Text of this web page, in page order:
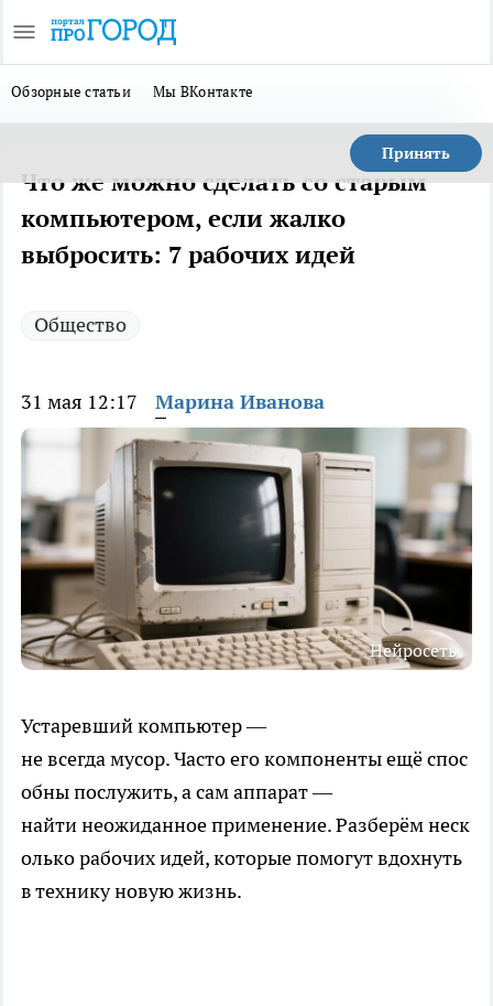
Обзорные статьи Мы ВКонтакте
Принять
Что же можно сделать со старым
компьютером, если жалко
выбросить: 7 рабочих идей
Общество
31 мая 12:17 Марина Иванова
Нейросеть
Устаревший компьютер —
не всегда мусор. Часто его компоненты ещё спос
обны послужить, а сам аппарат —
найти неожиданное применение. Разберём неск
олько рабочих идей, которые помогут вдохнуть
в технику новую жизнь.